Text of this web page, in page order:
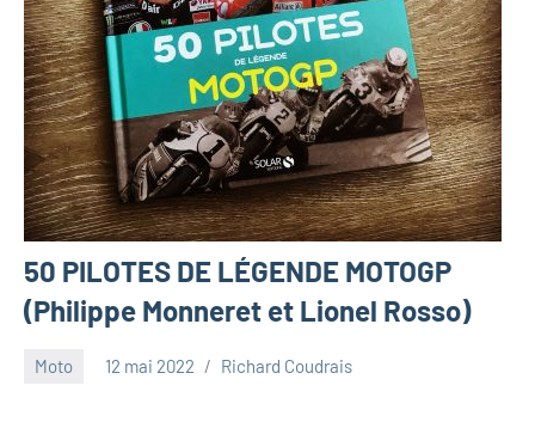
50 PILOTES DE LÉGENDE MOTOGP
(Philippe Monneret et Lionel Rosso)
Moto 12 mai 2022 Richard Coudrais